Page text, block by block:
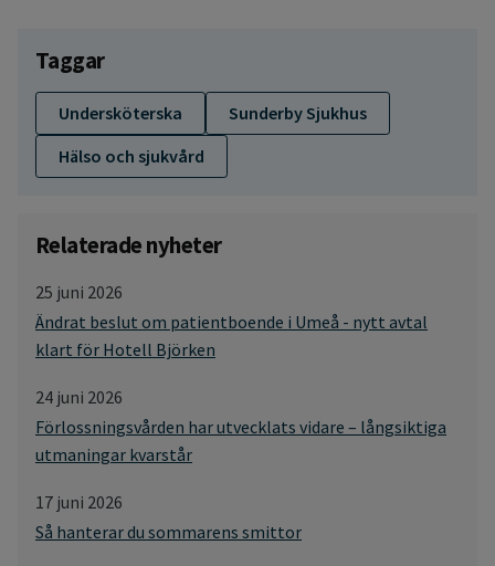
Taggar
Undersköterska
Sunderby Sjukhus
Hälso och sjukvård
Relaterade nyheter
25 juni 2026
Ändrat beslut om patientboende i Umeå - nytt avtal
klart för Hotell Björken
24 juni 2026
Förlossningsvården har utvecklats vidare – långsiktiga
utmaningar kvarstår
17 juni 2026
Så hanterar du sommarens smittor